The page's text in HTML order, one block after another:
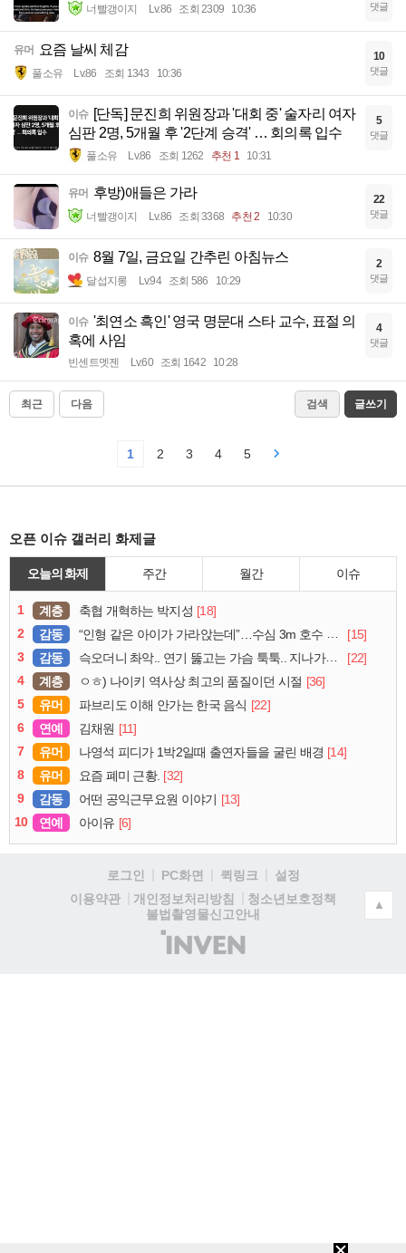
너빨갱이지 Lv.86 조회 2309 10:36 댓글
유머 요즘 날씨 체감
풀소유 Lv.86 조회 1343 10:36
10
댓글
이슈 [단독] 문진희 위원장과 '대회 중' 술자리 여자
심판 2명, 5개월 후 '2단계 승격' … 회의록 입수
풀소유 Lv.86 조회 1262 추천 1 10:31
5
댓글
유머 후방)애들은 가라
너빨갱이지 Lv.86 조회 3368 추천 2 10:30
22
댓글
이슈 8월 7일, 금요일 간추린 아침뉴스
달섭지롱 Lv.94 조회 586 10:29
2
댓글
이슈 '최연소 흑인' 영국 명문대 스타 교수, 표절 의
혹에 사임
빈센트멧젠 Lv.60 조회 1642 10:28
4
댓글
최근 다음 검색 글쓰기
1 2 3 4 5
오픈 이슈 갤러리 화제글
오늘의 화제 주간 월간 이슈
1 계층 축협 개혁하는 박지성 [18]
2
감동 “인형 같은 아이가 가라앉는데”…수심 3m 호수 뛰어든 60대 의인
[15]
3
감동 슥오더니 촤악.. 연기 뚫고는 가슴 툭툭.. 지나가던 아재의 정체
[22]
4
계층 ㅇㅎ) 나이키 역사상 최고의 품질이던 시절 [36]
5
유머 파브리도 이해 안가는 한국 음식 [22]
6
연예 김채원 [11]
7
유머 나영석 피디가 1박2일때 출연자들을 굴린 배경 [14]
8
유머 요즘 폐미 근황. [32]
9
감동 어떤 공익근무요원 이야기 [13]
10
연예 아이유 [6]
로그인 PC화면 퀵링크
설정
이용약관
개인정보처리방침
청소년보호정책
불법촬영물신고안내
(주)
인
▲